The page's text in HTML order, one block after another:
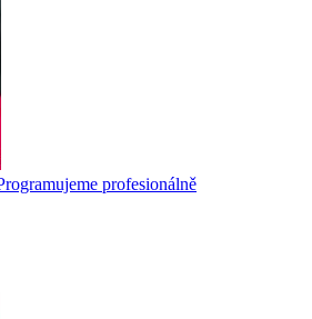
profesionálně